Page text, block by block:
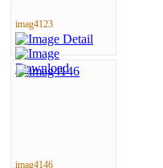
imag4123
imag4146